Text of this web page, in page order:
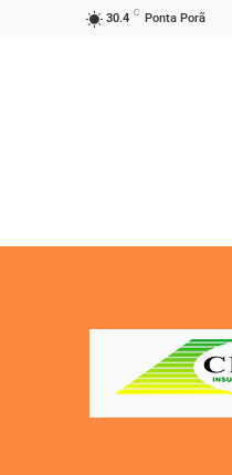
30.4 C Ponta Porã